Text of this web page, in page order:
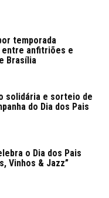
temporada
entre anfitriões e
Brasília
solidária e sorteio de
do Dia dos Pais
o Dia dos Pais
Vinhos & Jazz”